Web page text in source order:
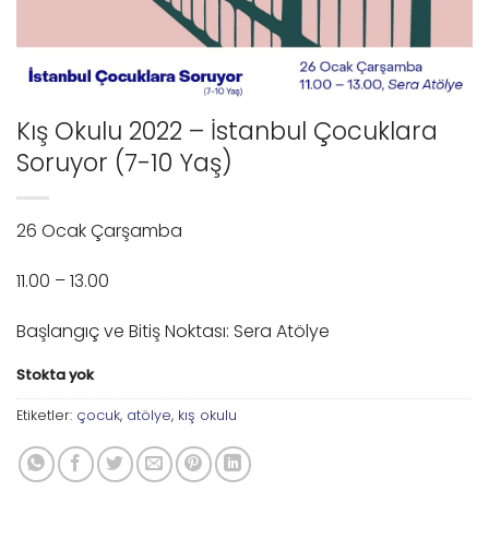
Kış Okulu 2022 – İstanbul Çocuklara
Soruyor (7-10 Yaş)
26 Ocak Çarşamba
11.00 – 13.00
Başlangıç ve Bitiş Noktası: Sera Atölye
Stokta yok
Etiketler: çocuk, atölye, kış okulu